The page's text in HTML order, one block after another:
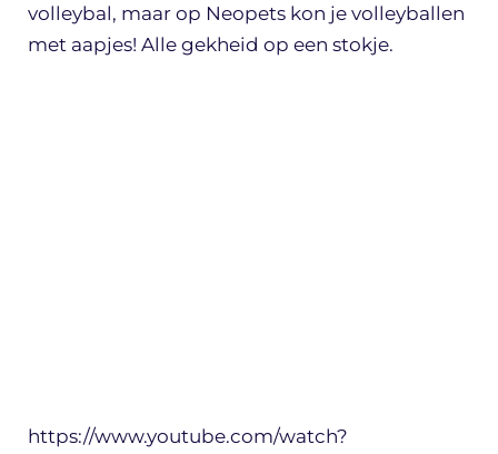
volleybal, maar op Neopets kon je volleyballen
met aapjes! Alle gekheid op een stokje.
https://www.youtube.com/watch?